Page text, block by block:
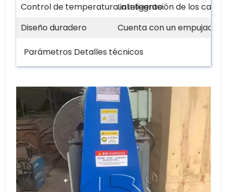
Control de temperatura inteligente
La integración de los
Diseño duradero
Cuenta con un empujador
Parámetros Detalles técnicos